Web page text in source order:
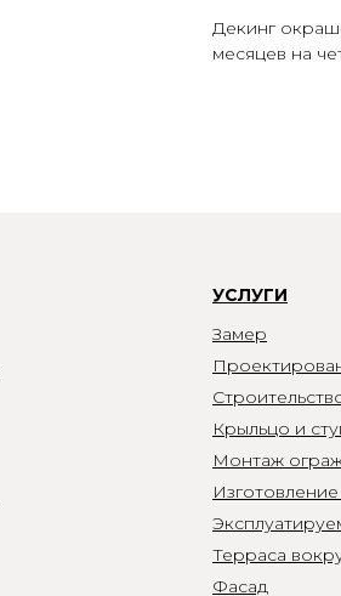
Декинг
месяцев на
УСЛУГИ
Замер
Крыльцо и
Монтаж
Терраса
Фасад